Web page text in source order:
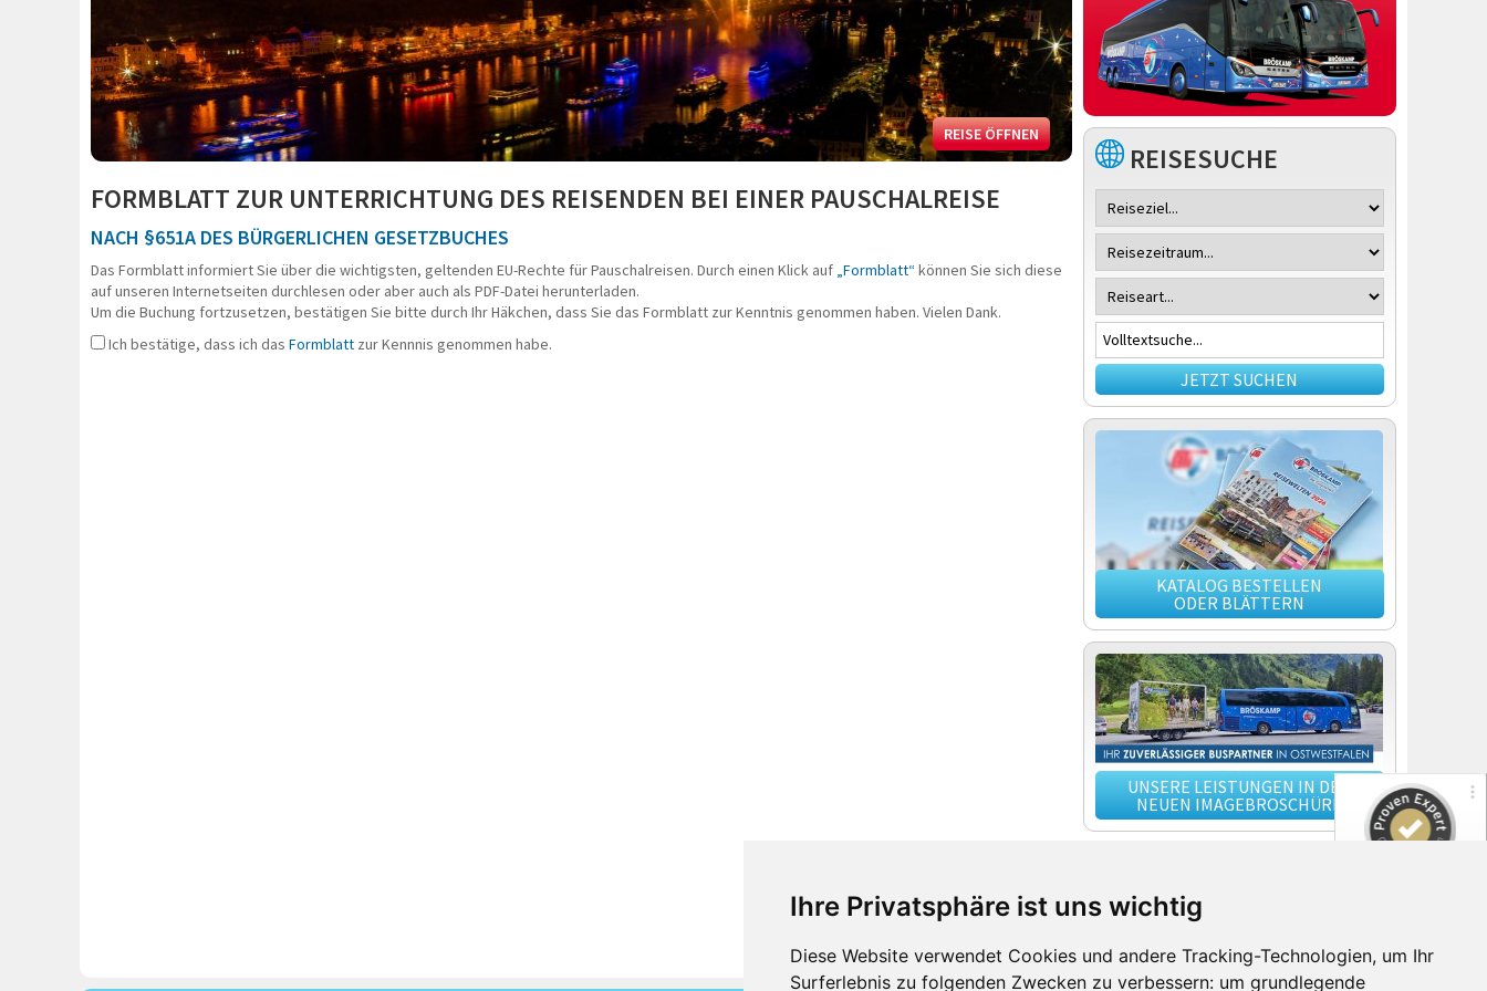
Ihre Privatsphäre ist uns wichtig
Diese Website verwendet Cookies und andere Tracking-Technologien, um Ihr
Surferlebnis zu folgenden Zwecken zu verbessern: um grundlegende
REISE ÖFFNEN
FORMBLATT ZUR UNTERRICHTUNG DES REISENDEN BEI EINER PAUSCHALREISE
NACH §651A DES BÜRGERLICHEN GESETZBUCHES
Das Formblatt informiert Sie über die wichtigsten, geltenden EU-Rechte für Pauschalreisen. Durch einen Klick auf „Formblatt“können Sie sich diese
auf unseren Internetseiten durchlesen oder aber auch als PDF-Datei herunterladen.
Um die Buchung fortzusetzen, bestätigen Sie bitte durch Ihr Häkchen, dass Sie das Formblatt zur Kenntnis genommen haben. Vielen Dank.
Ich bestätige, dass ich das Formblatt zur Kennnis genommen habe.
REISESUCHE
JETZT SUCHEN
KATALOG BESTELLEN
ODER BLÄTTERN
UNSERE LEISTUNGEN IN DER
NEUEN IMAGEBROSCHÜRE
Ihre Merkliste ist leer, gemerkte Reisen